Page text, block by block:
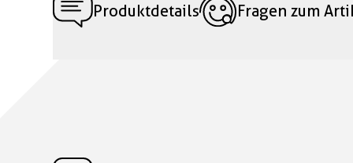
Produktdetails Fragen zum